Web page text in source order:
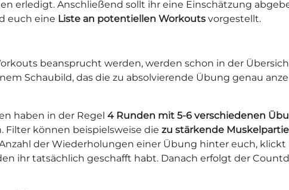
erledigt. Anschließend sollt ihr eine Einschätzung
euch eine Liste an potentiellen Workouts vorgestellt.
beansprucht werden, werden schon in der
Schaubild, das die zu absolvierende Übung genau
haben in der Regel 4 Runden mit 5-6 verschiedenen
können beispielsweise die zu stärkende
der Wiederholungen einer Übung hinter euch, klickt
ihr tatsächlich geschafft habt. Danach erfolgt der